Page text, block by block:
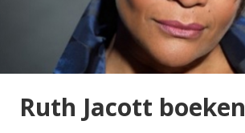
Ruth Jacott boeken